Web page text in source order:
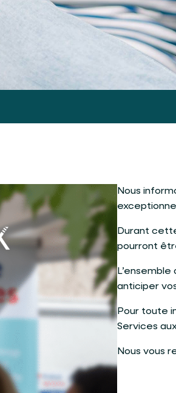
Nous
Durant
pourront
anticiper
Pour toute
Services
Nous vous